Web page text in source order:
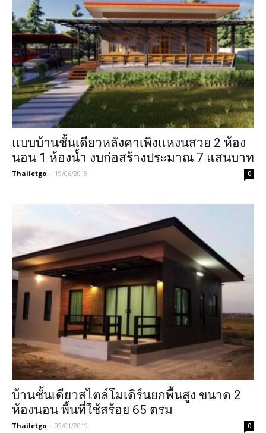
แบบบ้านชั้นเดียวหลังคาเพิงแหงนสวย 2 ห้อง
นอน 1 ห้องน้ำ งบก่อสร้างประมาณ 7 แสนบาท
Thailetgo - 19/06/2018 0
บ้านชั้นเดียวสไตล์โมเดิร์นยกพื้นสูง ขนาด 2
ห้องนอน พื้นที่ใช้สร้อย 65 ตรม
Thailetgo - 09/01/2019 0